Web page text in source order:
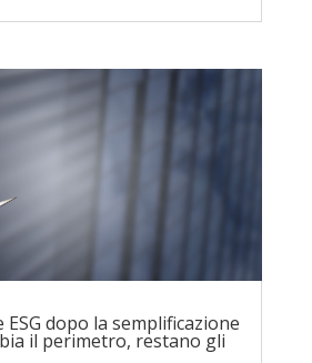
ESG dopo la semplificazione
il perimetro, restano gli